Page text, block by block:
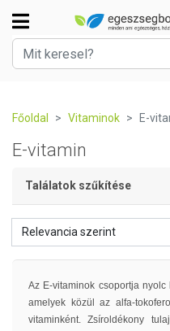
Főoldal Vitaminok E-
E-vitamin
Találatok szűkítése
Relevancia szerint
Az E-vitaminok csoportja
amelyek közül az alfa-
vitaminként. Zsíroldékony